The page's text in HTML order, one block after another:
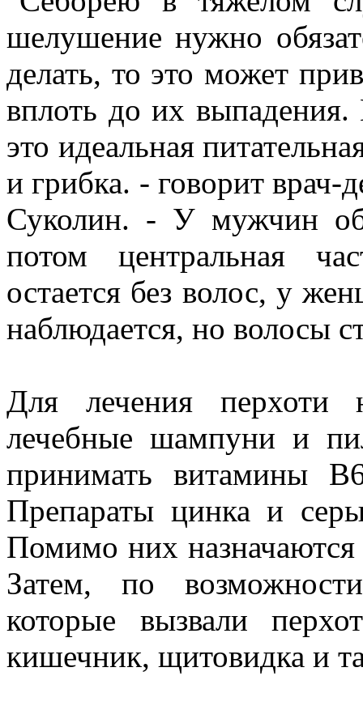
шелушение нужно
делать, то это может
вплоть до их
это идеальная
и грибка. - говорит врач-
Суколин. - У мужчин
потом центральная
остается без волос, у
наблюдается, но волосы
Для лечения перхоти
лечебные шампуни и
принимать
Препараты цинка и
Помимо них
Затем, по
которые вызвали
кишечник, щитовидка и